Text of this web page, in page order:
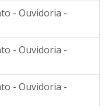
- Ouvidoria -
- Ouvidoria -
- Ouvidoria -